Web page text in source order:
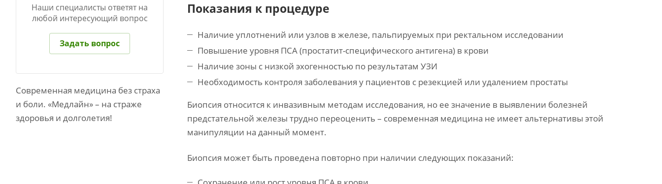
Показания к процедуре
Наличие уплотнений или узлов в железе, пальпируемых при ректальном исследовании
Повышение уровня ПСА (простатит-специфического антигена) в крови
Наличие зоны с низкой эхогенностью по результатам УЗИ
Необходимость контроля заболевания у пациентов с резекцией или удалением простаты
Биопсия относится к инвазивным методам исследования, но ее значение в выявлении болезней
предстательной железы трудно переоценить – современная медицина не имеет альтернативы этой
манипуляции на данный момент.
Биопсия может быть проведена повторно при наличии следующих показаний:
Наши специалисты ответят на
любой интересующий вопрос
Задать вопрос
Современная медицина без страха
и боли. «Медлайн» – на страже
здоровья и долголетия!